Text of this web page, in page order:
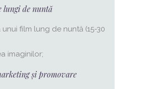
lungi de nuntă
film lung de nuntă (15-30
imaginilor;
și promovare